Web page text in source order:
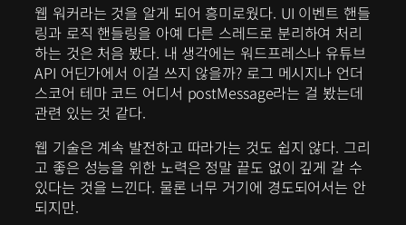
웹 워커라는 것을 알게 되어 흥미로웠다. UI 이벤트 핸들
링과 로직 핸들링을 아예 다른 스레드로 분리하여 처리
하는 것은 처음 봤다. 내 생각에는 워드프레스나 유튜브
API 어딘가에서 이걸 쓰지 않을까? 로그 메시지나 언더
스코어 테마 코드 어디서 postMessage라는 걸 봤는데
관련 있는 것 같다.
웹 기술은 계속 발전하고 따라가는 것도 쉽지 않다. 그리
고 좋은 성능을 위한 노력은 정말 끝도 없이 깊게 갈 수
있다는 것을 느낀다. 물론 너무 거기에 경도되어서는 안
되지만.